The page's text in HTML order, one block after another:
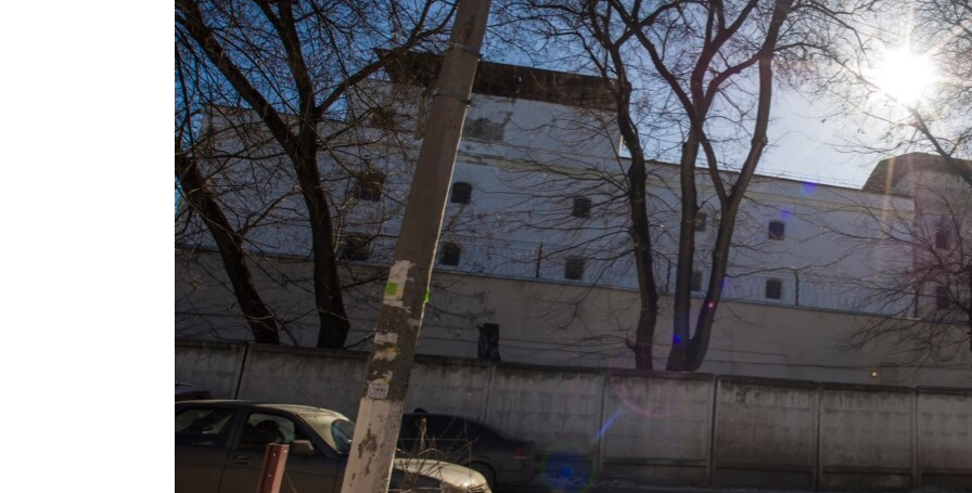
КРЫМ.НЕПОКОРЕННЫЙ
УКРАИНСКАЯ ПРОБЛЕМА КРЫМА